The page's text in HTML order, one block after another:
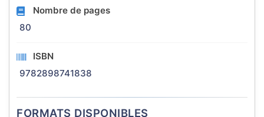
Nombre de pages
80
ISBN
9782898741838
FORMATS DISPONIBLES